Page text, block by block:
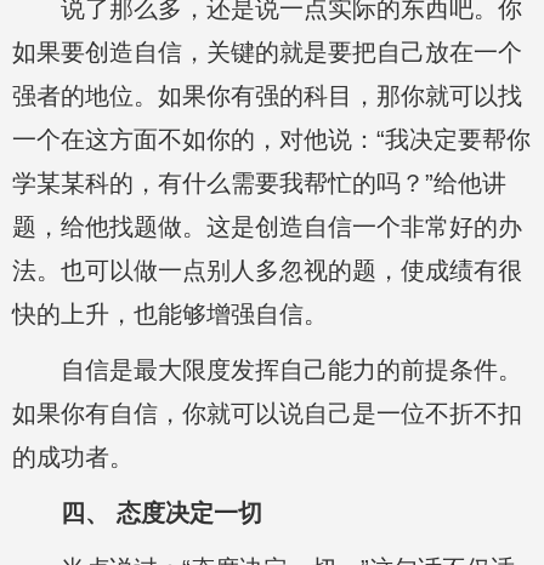
说了那么多，还是说一点实际的东西吧。你
如果要创造自信，关键的就是要把自己放在一个
强者的地位。如果你有强的科目，那你就可以找
一个在这方面不如你的，对他说：“我决定要帮你
学某某科的，有什么需要我帮忙的吗？”给他讲
题，给他找题做。这是创造自信一个非常好的办
法。也可以做一点别人多忽视的题，使成绩有很
快的上升，也能够增强自信。
自信是最大限度发挥自己能力的前提条件。
如果你有自信，你就可以说自己是一位不折不扣
的成功者。
四、 态度决定一切